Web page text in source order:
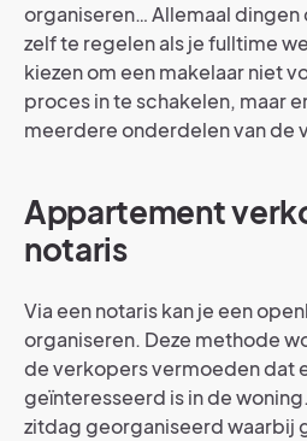
organiseren… Allemaal dingen
zelf te regelen als je fulltime
kiezen om een makelaar niet
proces in te schakelen, maar
meerdere onderdelen van de
Appartement
notaris
Via een notaris kan je een
organiseren. Deze methode
de verkopers vermoeden dat
geïnteresseerd is in de
zitdag georganiseerd waarbij